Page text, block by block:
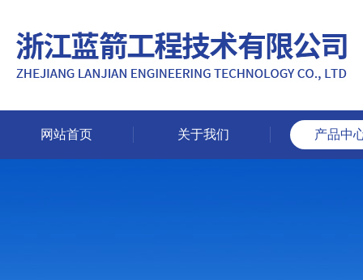
网站首页 关于我们 产品中